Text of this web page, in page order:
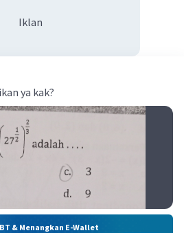
Iklan
ya kak?
& Menangkan E-Wallet